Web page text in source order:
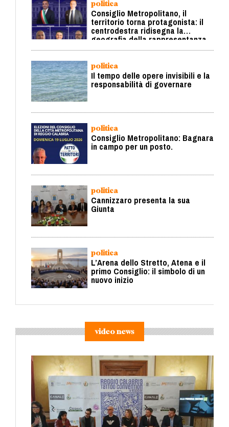
politica
Consiglio Metropolitano, il
territorio torna protagonista: il
centrodestra ridisegna la
geografia della rappresentanza
politica
Il tempo delle opere invisibili e la
responsabilità di governare
politica
Consiglio Metropolitano: Bagnara
in campo per un posto.
politica
Cannizzaro presenta la sua
Giunta
politica
L’Arena dello Stretto, Atena e il
primo Consiglio: il simbolo di un
nuovo inizio
video news